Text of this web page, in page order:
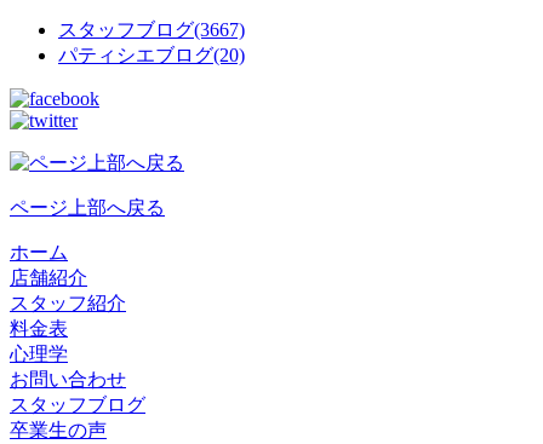
スタッフブログ(3667)
パティシエブログ(20)
ページ上部へ戻る
ホーム
店舗紹介
スタッフ紹介
料金表
心理学
お問い合わせ
スタッフブログ
卒業生の声